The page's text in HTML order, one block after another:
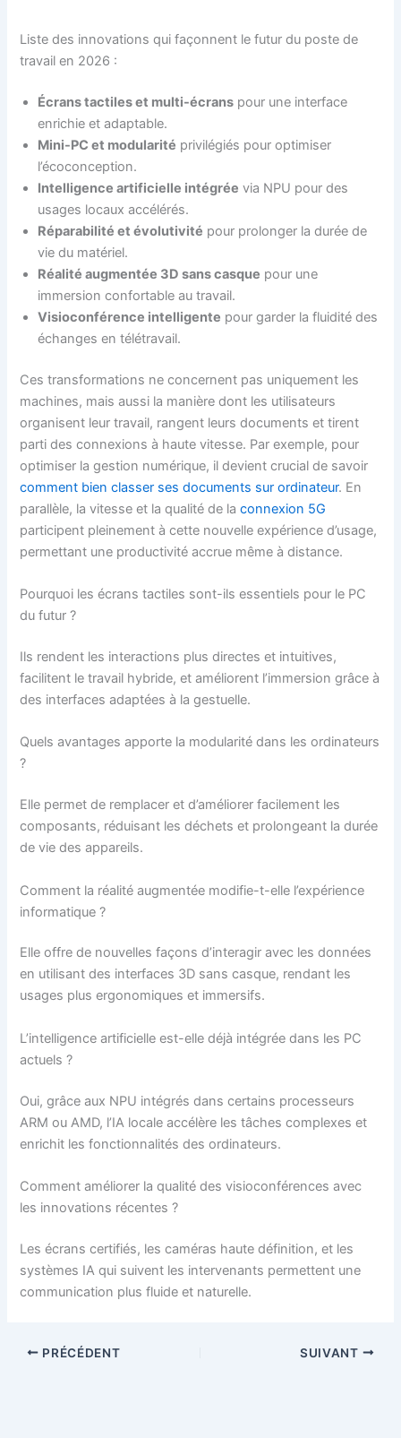
Liste des innovations qui façonnent le futur du poste de
travail en 2026 :
Écrans tactiles et multi-écrans pour une interface
enrichie et adaptable.
Mini-PC et modularité privilégiés pour optimiser
l’écoconception.
Intelligence artificielle intégrée via NPU pour des
usages locaux accélérés.
Réparabilité et évolutivité pour prolonger la durée de
vie du matériel.
Réalité augmentée 3D sans casque pour une
immersion confortable au travail.
Visioconférence intelligente pour garder la fluidité des
échanges en télétravail.
Ces transformations ne concernent pas uniquement les
machines, mais aussi la manière dont les utilisateurs
organisent leur travail, rangent leurs documents et tirent
parti des connexions à haute vitesse. Par exemple, pour
optimiser la gestion numérique, il devient crucial de savoir
comment bien classer ses documents sur ordinateur. En
parallèle, la vitesse et la qualité de laconnexion 5G
participent pleinement à cette nouvelle expérience d’usage,
permettant une productivité accrue même à distance.
Pourquoi les écrans tactiles sont-ils essentiels pour le PC
du futur ?
Ils rendent les interactions plus directes et intuitives,
facilitent le travail hybride, et améliorent l’immersion grâce à
des interfaces adaptées à la gestuelle.
Quels avantages apporte la modularité dans les ordinateurs
?
Elle permet de remplacer et d’améliorer facilement les
composants, réduisant les déchets et prolongeant la durée
de vie des appareils.
Comment la réalité augmentée modifie-t-elle l’expérience
informatique ?
Elle offre de nouvelles façons d’interagir avec les données
en utilisant des interfaces 3D sans casque, rendant les
usages plus ergonomiques et immersifs.
L’intelligence artificielle est-elle déjà intégrée dans les PC
actuels ?
Oui, grâce aux NPU intégrés dans certains processeurs
ARM ou AMD, l’IA locale accélère les tâches complexes et
enrichit les fonctionnalités des ordinateurs.
Comment améliorer la qualité des visioconférences avec
les innovations récentes ?
Les écrans certifiés, les caméras haute définition, et les
systèmes IA qui suivent les intervenants permettent une
communication plus fluide et naturelle.
PRÉCÉDENT SUIVANT